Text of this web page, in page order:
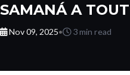
SAMANÁ A
Nov 09, 2025• 3 min read